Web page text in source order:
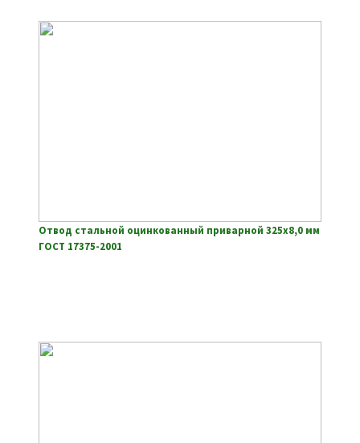
Отвод стальной оцинкованный приварной 325х8,0 мм
ГОСТ 17375-2001